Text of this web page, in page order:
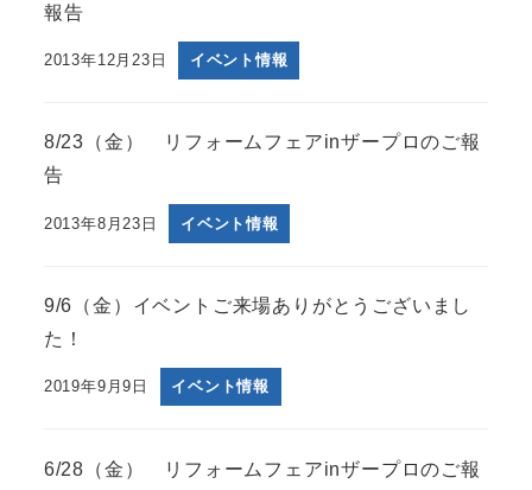
報告
2013年12月23日 イベント情報
8/23（金） リフォームフェアinザープロのご報
告
2013年8月23日 イベント情報
9/6（金）イベントご来場ありがとうございまし
た！
2019年9月9日 イベント情報
6/28（金） リフォームフェアinザープロのご報